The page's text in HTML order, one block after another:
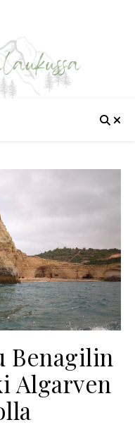
Benagilin
Algarven